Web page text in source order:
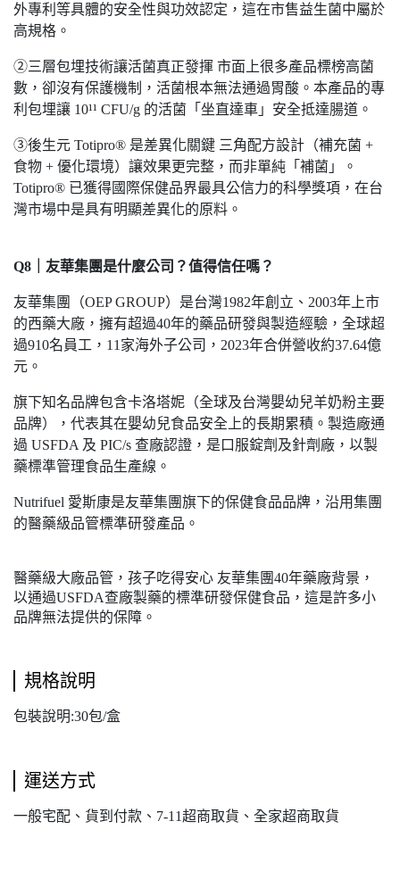
外專利等具體的安全性與功效認定，這在市售益生菌中屬於
高規格。
②三層包埋技術讓活菌真正發揮 市面上很多產品標榜高菌
數，卻沒有保護機制，活菌根本無法通過胃酸。本產品的專
利包埋讓 10¹¹ CFU/g 的活菌「坐直達車」安全抵達腸道。
③後生元 Totipro® 是差異化關鍵 三角配方設計（補充菌 +
食物 + 優化環境）讓效果更完整，而非單純「補菌」。
Totipro® 已獲得國際保健品界最具公信力的科學獎項，在台
灣市場中是具有明顯差異化的原料。
Q8｜友華集團是什麼公司？值得信任嗎？
友華集團（OEP GROUP）是台灣1982年創立、2003年上市
的西藥大廠，擁有超過40年的藥品研發與製造經驗，全球超
過910名員工，11家海外子公司，2023年合併營收約37.64億
元。
旗下知名品牌包含卡洛塔妮（全球及台灣嬰幼兒羊奶粉主要
品牌），代表其在嬰幼兒食品安全上的長期累積。製造廠通
過 USFDA 及 PIC/s 查廠認證，是口服錠劑及針劑廠，以製
藥標準管理食品生產線。
Nutrifuel 愛斯康是友華集團旗下的保健食品品牌，沿用集團
的醫藥級品管標準研發產品。
醫藥級大廠品管，孩子吃得安心 友華集團40年藥廠背景，
以通過USFDA查廠製藥的標準研發保健食品，這是許多小
品牌無法提供的保障。
規格說明
包裝說明:30包/盒
運送方式
一般宅配、貨到付款、7-11超商取貨、全家超商取貨